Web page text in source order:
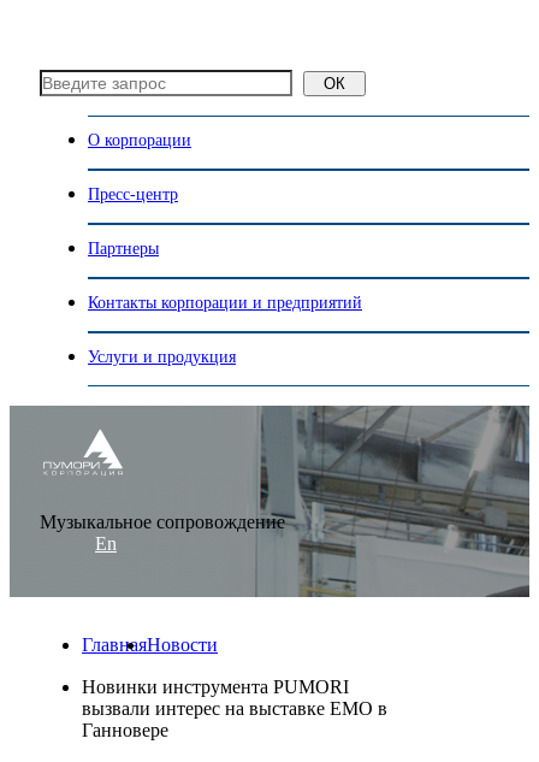
ОК
О корпорации
Пресс-центр
Партнеры
Контакты корпорации и предприятий
Услуги и продукция
Музыкальное сопровождение
En
ГлавнаяНовости
Новинки инструмента PUMORI
вызвали интерес на выставке EMO в
Ганновере